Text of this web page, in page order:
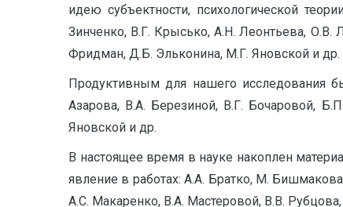
идею субъектности, психологической
Зинченко, В.Г. Крысько, А.Н. Леонтьева,
Фридман, Д.Б. Эльконина, М.Г. Яновской и др.
Продуктивным для нашего исследования
Азарова, В.А. Березиной, В.Г. Бочаровой,
Яновской и др.
В настоящее время в науке накоплен
явление в работах: А.А. Братко, М.
А.С. Макаренко, В.А. Мастеровой, В.В.